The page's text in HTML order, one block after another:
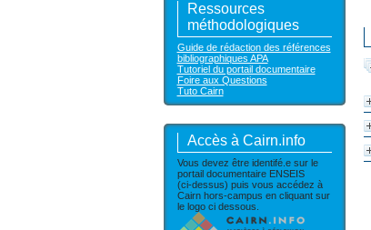
Ressources
méthodologiques
Guide de rédaction des références
bibliographiques APA
Tutoriel du portail documentaire
Foire aux Questions
Tuto Cairn
Accès à Cairn.info
Vous devez être identifé.e sur le
portail documentaire ENSEIS
(ci-dessus) puis vous accédez à
Cairn hors-campus en cliquant sur
le logo ci dessous.